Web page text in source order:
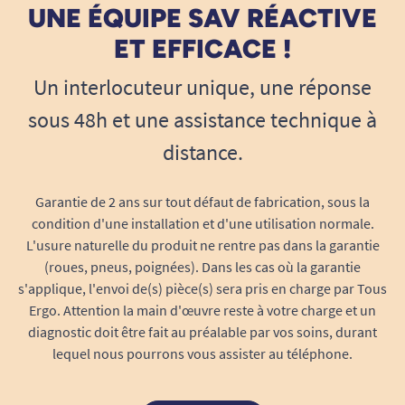
la cellulose provient exclusivement de forêts
gérées de façon durable et responsable,
contribuant ainsi à la préservation des
ressources forestières mondiales.
Fabrication française– Un gage de qualité
contrôlée, de circuits courts et de savoir-
Certification FSC– Respect de
l’environnement et gestion responsable
des forêts.
Votre allié pour une hygiène irréprochable,
en toute simplicité
La bobine à dévidage central offre bien plus
qu’un simple rouleau d’essuyage. Son
ergonomie permet une distribution feuille à
UNE ÉQUIPE SAV RÉACTIVE
ET EFFICACE !
Un interlocuteur unique, une réponse
sous 48h et une assistance technique à
distance.
Garantie de 2 ans sur tout défaut de fabrication, sous la
condition d'une installation et d'une utilisation normale.
L'usure naturelle du produit ne rentre pas dans la garantie
(roues, pneus, poignées). Dans les cas où la garantie
s'applique, l'envoi de(s) pièce(s) sera pris en charge par Tous
Ergo. Attention la main d'œuvre reste à votre charge et un
diagnostic doit être fait au préalable par vos soins, durant
lequel nous pourrons vous assister au téléphone.